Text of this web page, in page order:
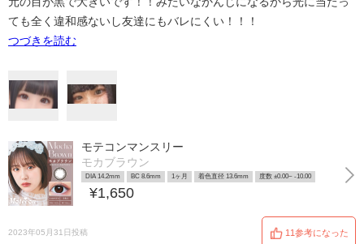
ても全く違和感ないし友達にもバレにくい！！！
つづきを読む
モテコンマンスリー
モカブラウン
DIA 14.2mm BC 8.6mm 1ヶ月 着色直径 13.6mm 度数 ±0.00~ -10.00
¥1,650
2023年05月31日投稿 11参考になった